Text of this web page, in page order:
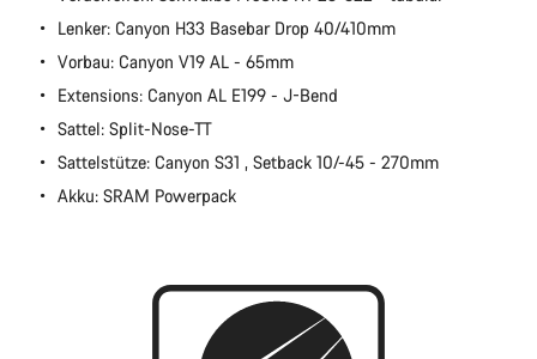
Lenker: Canyon H33 Basebar Drop 40/410mm
Vorbau: Canyon V19 AL - 65mm
Extensions: Canyon AL E199 - J-Bend
Sattel: Split-Nose-TT
Sattelstütze: Canyon S31 , Setback 10/-45 - 270mm
Akku: SRAM Powerpack
Schließen